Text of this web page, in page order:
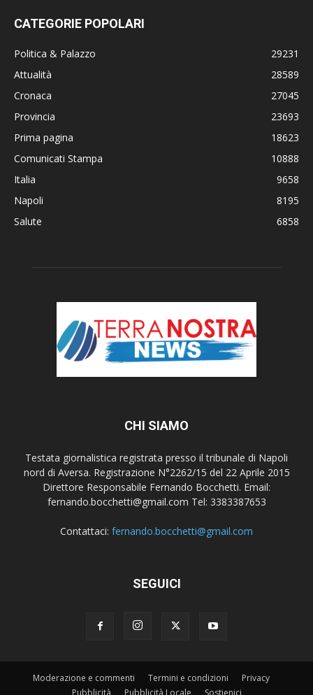
CATEGORIE POPOLARI
Politica & Palazzo
29231
Attualità
28589
Cronaca
27045
Provincia
23693
Prima pagina
18623
Comunicati Stampa
10888
Italia
9658
Napoli
8195
Salute
6858
CHI SIAMO
Testata giornalistica registrata presso il tribunale di Napoli
nord di Aversa. Registrazione N°2262/15 del 22 Aprile 2015
Direttore Responsabile Fernando Bocchetti. Email:
fernando.bocchetti@gmail.com Tel: 3383387653
Contattaci: fernando.bocchetti@gmail.com
SEGUICI
Moderazione e commenti Termini e condizioni
Privacy
Pubblicità
Pubblicità Locale Sostienici